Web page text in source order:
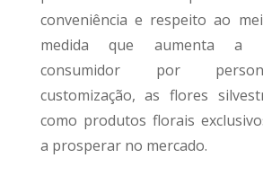
conveniência e respeito ao
medida que aumenta a
consumidor por
customização, as flores
como produtos florais
a prosperar no mercado.